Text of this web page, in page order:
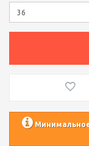
Минимальное